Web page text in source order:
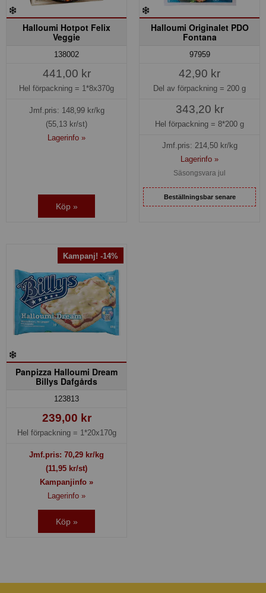
Halloumi Hotpot Felix
Veggie
138002
441,00 kr
Hel förpackning = 1*8x370g
Jmf.pris: 148,99kr/kg
(55,13 kr/st)
Lagerinfo »
Köp »
Halloumi Originalet PDO
Fontana
97959
42,90 kr
Del av förpackning = 200 g
343,20 kr
Hel förpackning = 8*200 g
Jmf.pris: 214,50kr/kg
Lagerinfo »
Säsongsvara jul
Beställningsbar senare
Kampanj! -14%
Panpizza Halloumi Dream
Billys Dafgårds
123813
239,00 kr
Hel förpackning = 1*20x170g
Jmf.pris: 70,29 kr/kg
(11,95 kr/st)
Kampanjinfo »
Lagerinfo »
Köp »